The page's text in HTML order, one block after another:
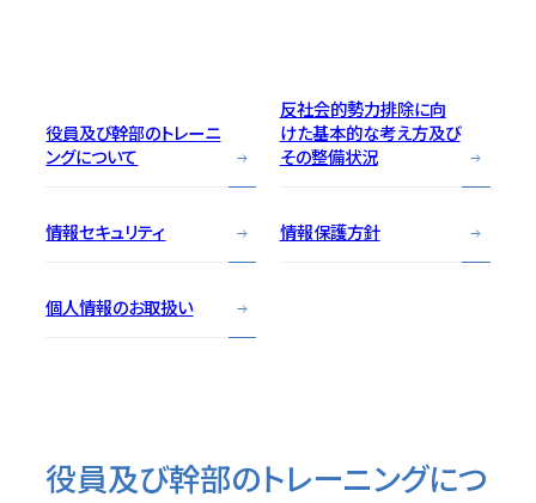
役員及び幹部のトレーニ
ングについて
反社会的勢力排除に向
けた基本的な考え方及び
その整備状況
情報セキュリティ 情報保護方針
個人情報のお取扱い
役員及び幹部のトレーニングにつ